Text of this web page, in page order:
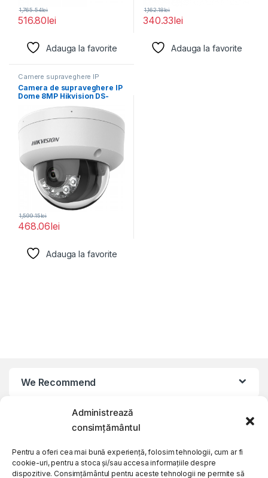
Administrează
consimțământul
Pentru a oferi cea mai bună experiență, folosim tehnologii, cum ar fi
cookie-uri, pentru a stoca și/sau accesa informațiile despre
dispozitive. Consimțământul pentru aceste tehnologii ne permite să
516.80lei
1,765.54lei
Adauga la favorite
340.33lei
1,162.18lei
Adauga la favorite
Camere supraveghere IP
Camera de supraveghere IP
Dome 8MP Hikvision DS-
2CD1183G2-LIUF(2.8MM),
468.06lei
1,599.15lei
Adauga la favorite
We Recommend
My Account
Customer Care